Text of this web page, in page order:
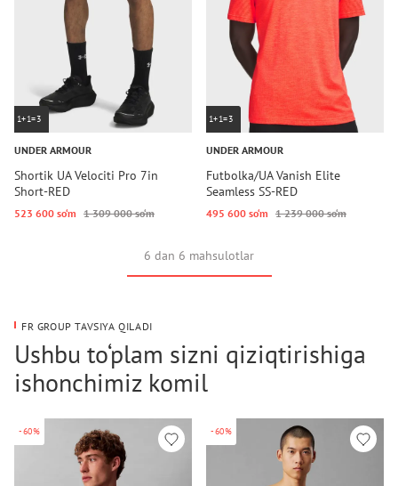
1+1=3
UNDER ARMOUR
Shortik UA Velociti Pro 7in
Short-RED
523 600 so‘m 1 309 000 so‘m
1+1=3
UNDER ARMOUR
Futbolka/UA Vanish Elite
Seamless SS-RED
495 600 so‘m 1 239 000 so‘m
6 dan 6 mahsulotlar
FR GROUP TAVSIYA QILADI
Ushbu to‘plam sizni qiziqtirishiga
ishonchimiz komil
-60% -60%